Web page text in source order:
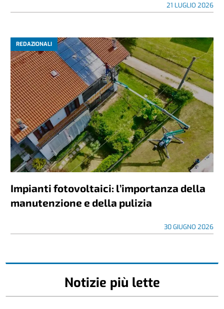
21 LUGLIO 2026
REDAZIONALI
Impianti fotovoltaici: l’importanza della
manutenzione e della pulizia
30 GIUGNO 2026
Notizie più lette